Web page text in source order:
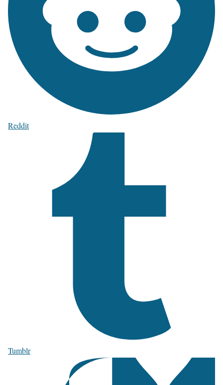
Reddit
Tumblr